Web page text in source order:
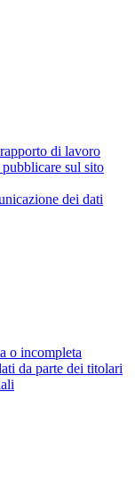
di lavoro
sul sito
dei dati
o incompleta
da parte dei titolari